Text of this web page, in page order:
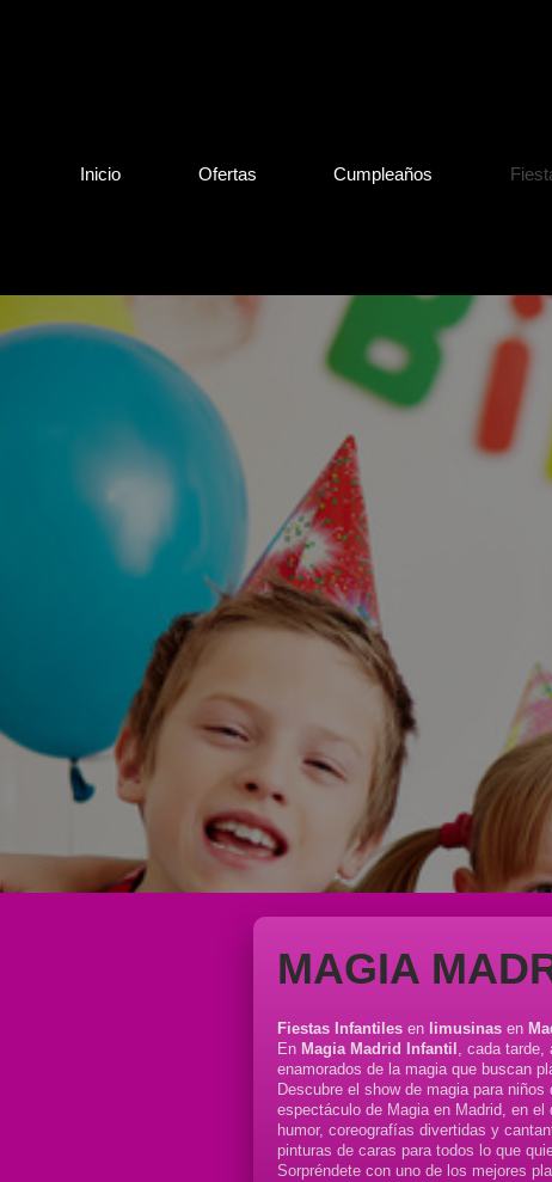
Inicio Ofertas Cumpleaños
MAGIA
Fiestas Infantiles en limusinas en
En Magia Madrid Infantil , cada tarde,
enamorados de la magia que buscan
Descubre el show de magia para
espectáculo de Magia en Madrid, en
humor, coreografías divertidas y
pinturas de caras para todos lo que
Sorpréndete con uno de los mejores